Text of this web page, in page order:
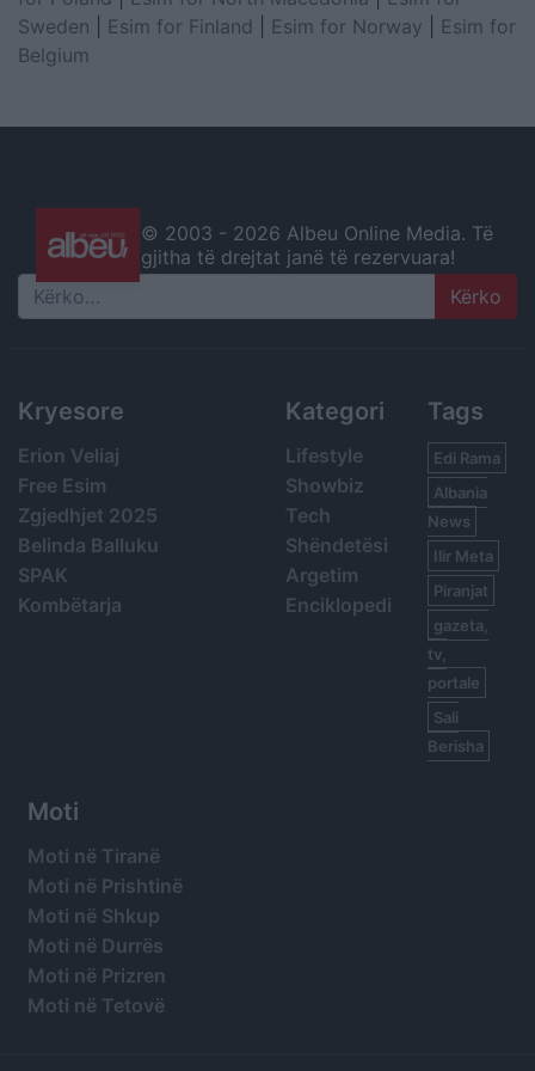
Sweden
Esim for Finland Esim for Norway
Esim for
Belgium
© 2003 - 2026 Albeu Online Media. Të
gjitha të drejtat janë të rezervuara!
Search
Kryesore
Erion Veliaj
Free Esim
Zgjedhjet 2025
Belinda Balluku
SPAK
Kombëtarja
Kategori
Lifestyle
Showbiz
Tech
Shëndetësi
Argetim
Enciklopedi
Tags
Edi Rama
Albania
News
Ilir Meta
Piranjat
gazeta,
tv,
portale
Sali
Berisha
Moti
Moti në Tiranë
Moti në Prishtinë
Moti në Shkup
Moti në Durrës
Moti në Prizren
Moti në Tetovë